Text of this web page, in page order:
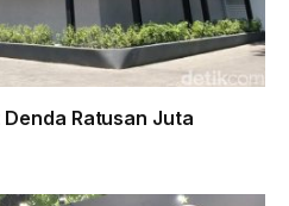
Ratusan Juta